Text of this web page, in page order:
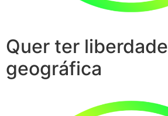
Quer ter liberdade
geográfica